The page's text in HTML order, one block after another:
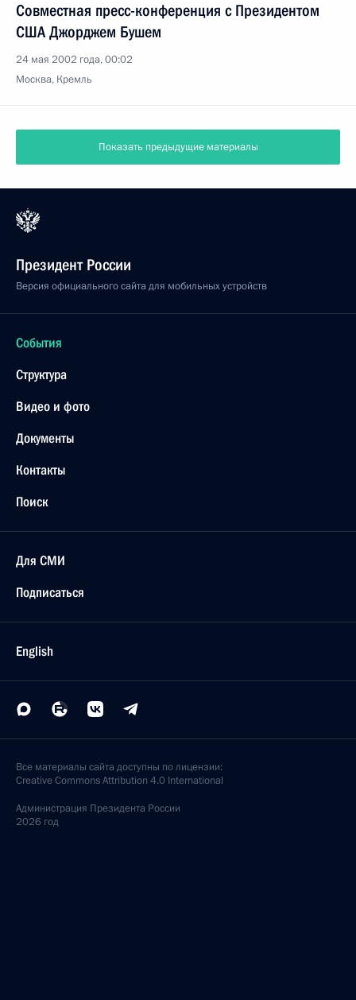
Совместная пресс-конференция с Президентом
США Джорджем Бушем
24 мая 2002 года, 00:02
Москва, Кремль
Показать предыдущие материалы
Президент России
Версия официального сайта для мобильных устройств
События
Структура
Видео и фото
Документы
Контакты
Поиск
Для СМИ
Подписаться
English
Все материалы сайта доступны по лицензии:
Creative Commons Attribution 4.0 International
Администрация Президента России
2026 год